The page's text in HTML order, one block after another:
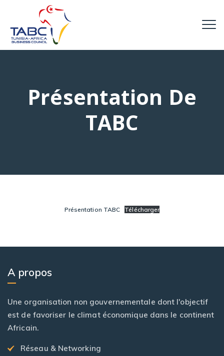
Présentation De
TABC
Présentation TABC Télécharger
A propos
Une organisation non gouvernementale dont l'objectif
est de favoriser le climat économique dans le continent
Africain.
Réseau & Networking